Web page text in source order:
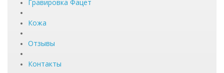
Гравировка Фацет
Кожа
Отзывы
Контакты